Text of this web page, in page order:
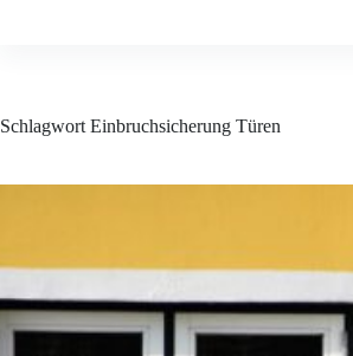
Schlagwort Einbruchsicherung Türen